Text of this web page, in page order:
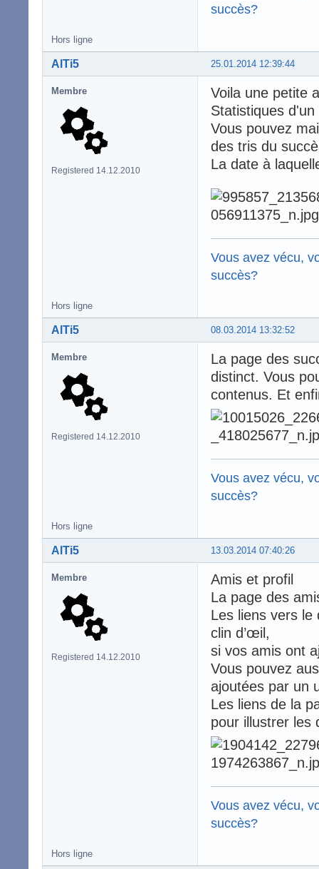
succès?
Hors ligne
25.01.2014 12:39:44
AlTi5
Membre
Registered 14.12.2010
Voila une petite
Statistiques
Vous pouvez
des tris du
La date à
Vous avez vécu,
succès?
Hors ligne
08.03.2014 13:32:52
AlTi5
Membre
Registered 14.12.2010
La page des
distinct. Vous
contenus. Et
Vous avez vécu,
succès?
Hors ligne
13.03.2014 07:40:26
AlTi5
Membre
Registered 14.12.2010
Amis et profil
La page des
Les liens vers le
clin d’œil,
si vos amis ont
Vous pouvez
ajoutées par un
Les liens de la
pour illustrer les
Vous avez vécu,
succès?
Hors ligne